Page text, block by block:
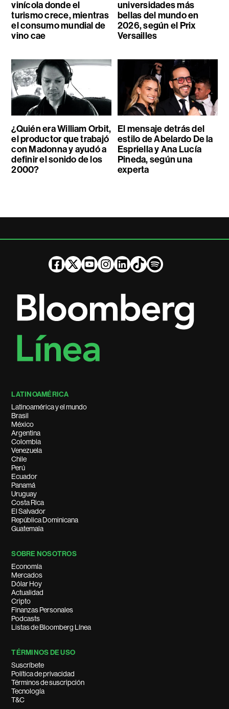
vinícola donde el
turismo crece, mientras
el consumo mundial de
vino cae
universidades más
bellas del mundo en
2026, según el Prix
Versailles
¿Quién era William Orbit,
el productor que trabajó
con Madonna y ayudó a
definir el sonido de los
2000?
El mensaje detrás del
estilo de Abelardo De la
Espriella y Ana Lucía
Pineda, según una
experta
LATINOAMÉRICA
Latinoamérica y el mundo
Brasil
México
Argentina
Colombia
Venezuela
Chile
Perú
Ecuador
Panamá
Uruguay
Costa Rica
El Salvador
República Dominicana
Guatemala
SOBRE NOSOTROS
Economía
Mercados
Dólar Hoy
Actualidad
Cripto
Finanzas Personales
Podcasts
Listas de Bloomberg Línea
TÉRMINOS DE USO
Suscríbete
Política de privacidad
Términos de suscripción
Tecnología
T&C